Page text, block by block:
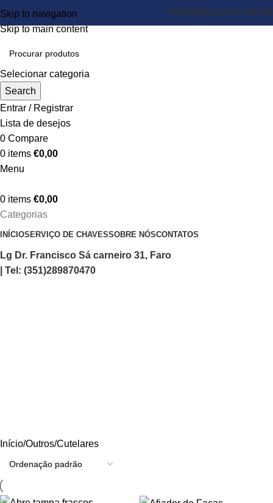
Skip to navigation
Skip to main content
PROMOÇÕES LOJA ONLINE
Selecionar categoria
Search
Entrar / Registrar
Lista de desejos
0 Compare
0 items €0,00
Menu
0 items €0,00
Categorias
INÍCIOSERVIÇO DE CHAVESSOBRE NÓSCONTATOS
Lg Dr. Francisco Sá carneiro 31, Faro
| Tel: (351)289870470
Início Outros Cutelares